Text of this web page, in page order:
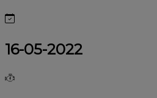
16-05-2022